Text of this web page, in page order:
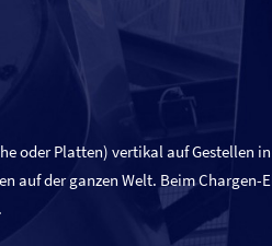
oder Platten) vertikal auf Gestellen
der ganzen Welt. Beim